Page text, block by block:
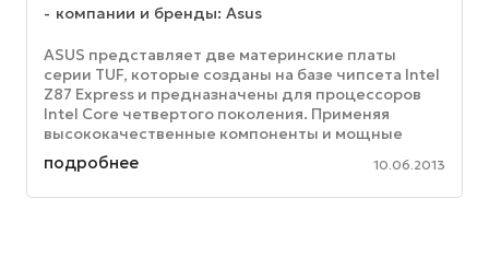
компании и бренды: Asus
ASUS представляет две материнские платы
серии TUF, которые созданы на базе чипсета Intel
Z87 Express и предназначены для процессоров
Intel Core четвертого поколения. Применяя
высококачественные компоненты и мощные
системы охлаждения, они могут ...
подробнее 10.06.2013